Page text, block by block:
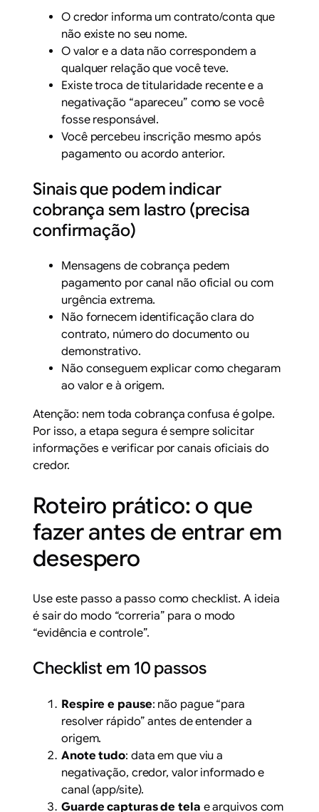
O credor informa um contrato/conta que
não existe no seu nome.
O valor e a data não correspondem a
qualquer relação que você teve.
Existe troca de titularidade recente e a
negativação “apareceu” como se você
fosse responsável.
Você percebeu inscrição mesmo após
pagamento ou acordo anterior.
Sinais que podem indicar
cobrança sem lastro (precisa
confirmação)
Mensagens de cobrança pedem
pagamento por canal não oficial ou com
urgência extrema.
Não fornecem identificação clara do
contrato, número do documento ou
demonstrativo.
Não conseguem explicar como chegaram
ao valor e à origem.
Atenção: nem toda cobrança confusa é golpe.
Por isso, a etapa segura é sempre solicitar
informações e verificar por canais oficiais do
credor.
Roteiro prático: o que
fazer antes de entrar em
desespero
Use este passo a passo como checklist. A ideia
é sair do modo “correria” para o modo
“evidência e controle”.
Checklist em 10 passos
Respire e pause: não pague “para
resolver rápido” antes de entender a
origem.
Anote tudo: data em que viu a
negativação, credor, valor informado e
canal (app/site).
Guarde capturas de tela e arquivos com